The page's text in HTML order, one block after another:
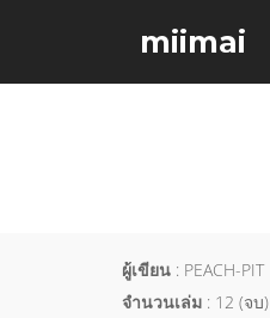
miimai
ผู้เขียน : PEACH-PIT
จำนวนเล่ม : 12 (จบ)